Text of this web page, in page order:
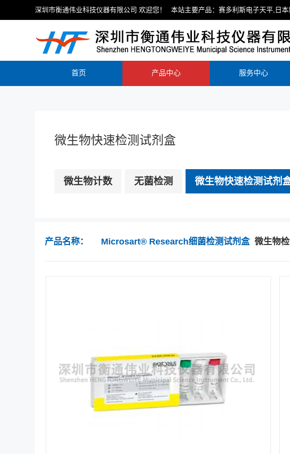
深圳市衡通伟业科技仪器有限公司 欢迎您！ 本站主要产品：赛多利斯电子天平,日
首页 产品中心 服务中心
微生物快速检测试剂盒
微生物计数 无菌检测 微生物快速检测试剂
产品名称： Microsart® Research细菌检测试剂盒 微生物